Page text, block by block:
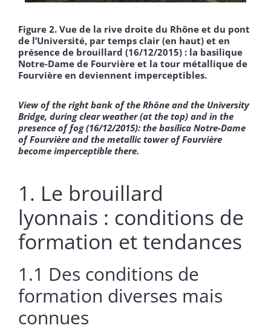
Figure 2. Vue de la rive droite du Rhône et du pont
de l’Université, par temps clair (en haut) et en
présence de brouillard (16/12/2015) : la basilique
Notre-Dame de Fourvière et la tour métallique de
Fourvière en deviennent imperceptibles.
View of the right bank of the Rhône and the University
Bridge, during clear weather (at the top) and in the
presence of fog (16/12/2015): the basilica Notre-Dame
of Fourvière and the metallic tower of Fourvière
become imperceptible there.
1. Le brouillard
lyonnais : conditions de
formation et tendances
1.1 Des conditions de
formation diverses mais
connues